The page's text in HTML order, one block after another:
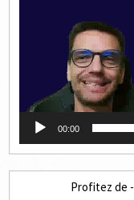
00:00
Profitez de